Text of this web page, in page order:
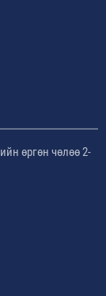
өргөн чөлөө 2-